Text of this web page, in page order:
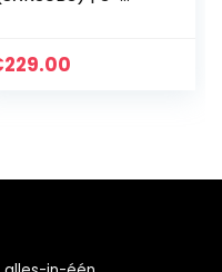
thuis | Dual
229.00